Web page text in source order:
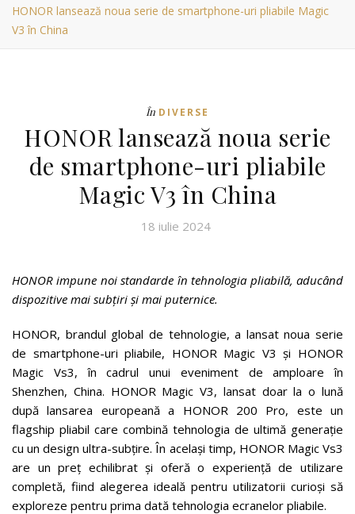
HONOR lansează noua serie de smartphone-uri pliabile Magic
V3 în China
În DIVERSE
HONOR lansează noua serie
de smartphone-uri pliabile
Magic V3 în China
18 iulie 2024
HONOR impune noi standarde în tehnologia pliabilă, aducând
dispozitive mai subțiri și mai puternice.
HONOR, brandul global de tehnologie, a lansat noua serie
de smartphone-uri pliabile, HONOR Magic V3 și HONOR
Magic Vs3, în cadrul unui eveniment de amploare în
Shenzhen, China. HONOR Magic V3, lansat doar la o lună
după lansarea europeană a HONOR 200 Pro, este un
flagship pliabil care combină tehnologia de ultimă generație
cu un design ultra-subțire. În același timp, HONOR Magic Vs3
are un preț echilibrat și oferă o experiență de utilizare
completă, fiind alegerea ideală pentru utilizatorii curioși să
exploreze pentru prima dată tehnologia ecranelor pliabile.